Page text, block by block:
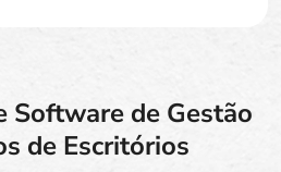
Software de Gestão
de Escritórios